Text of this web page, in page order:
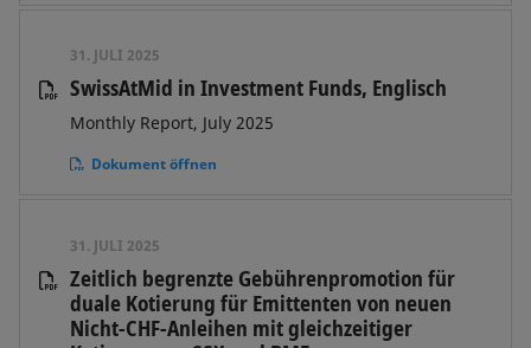
31. JULI 2025
SwissAtMid in Investment Funds, Englisch
Monthly Report, July 2025
Dokument öffnen
31. JULI 2025
Zeitlich begrenzte Gebührenpromotion für
duale Kotierung für Emittenten von neuen
Nicht-CHF-Anleihen mit gleichzeitiger